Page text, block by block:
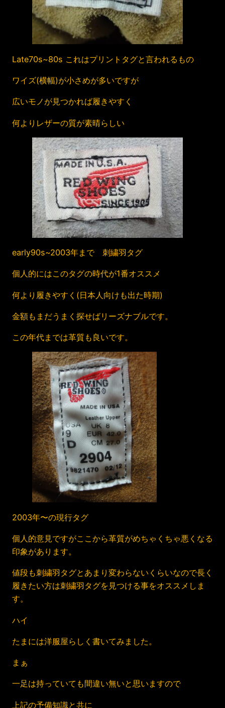
Late70s~80s これはプリントタグと言われるもの
ワイズ(横幅)が小さめが多いですが
広いモノが見つかれば履きやすく
何よりレザーの質が素晴らしい
early90s~2003年まで 刺繍羽タグ
個人的にはこのタグの時代が1番オススメ
何より履きやすく(日本人向けも出た時期)
金額もまだうまく探せばリーズナブルです。
この年代までは革質も良いです。
2003年〜の現行タグ
個人的意見ですがここから革質がめちゃくちゃ悪くなる
印象があります。
値段も刺繍羽タグとあまり変わらないくらいなので長く
履きたい方は刺繍羽タグを見つける事をオススメしま
す。
ハイ
たまには洋服屋らしく書いてみました。
まぁ
一足は持っていても間違い無いと思いますので
上記の予備知識と共に